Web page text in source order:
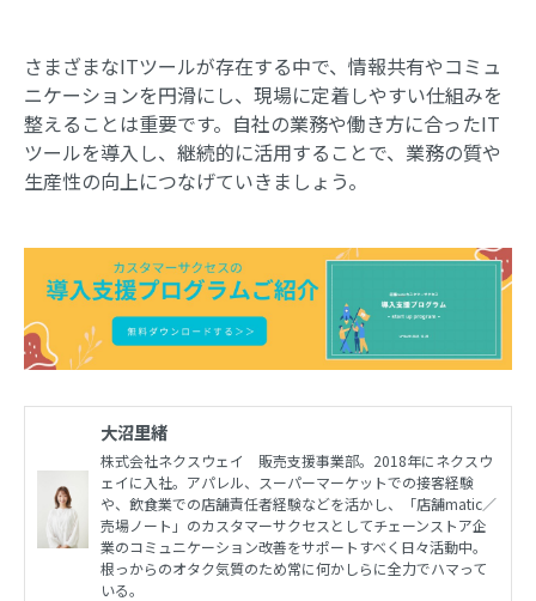
さまざまなITツールが存在する中で、情報共有やコミュ
ニケーションを円滑にし、現場に定着しやすい仕組みを
整えることは重要です。自社の業務や働き方に合ったIT
ツールを導入し、継続的に活用することで、業務の質や
生産性の向上につなげていきましょう。
大沼里緒
株式会社ネクスウェイ 販売支援事業部。2018年にネクスウ
ェイに入社。アパレル、スーパーマーケットでの接客経験
や、飲食業での店舗責任者経験などを活かし、「店舗matic／
売場ノート」のカスタマーサクセスとしてチェーンストア企
業のコミュニケーション改善をサポートすべく日々活動中。
根っからのオタク気質のため常に何かしらに全力でハマって
いる。